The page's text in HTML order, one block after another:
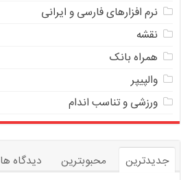
نرم افزارهای فارسی و ایرانی
نقشه
همراه بانک
والپیپر
ورزشی و تناسب اندام
جدیدترین محبوبترین دیدگاه ها